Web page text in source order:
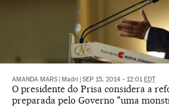
AMANDA MARS Madri SEP 15, 2014 - 12:01 EDT
O presidente do Prisa considera a
preparada pelo Governo "uma